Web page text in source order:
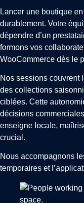
Lancer une boutique
durablement. Votre
dépendre d’un
formons vos
WooCommerce dès le
Nos sessions couvrent
des collections
ciblées. Cette
décisions
enseigne locale,
crucial.
Nous accompagnons
temporaires et